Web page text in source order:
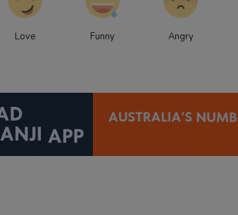
Love Funny Angry